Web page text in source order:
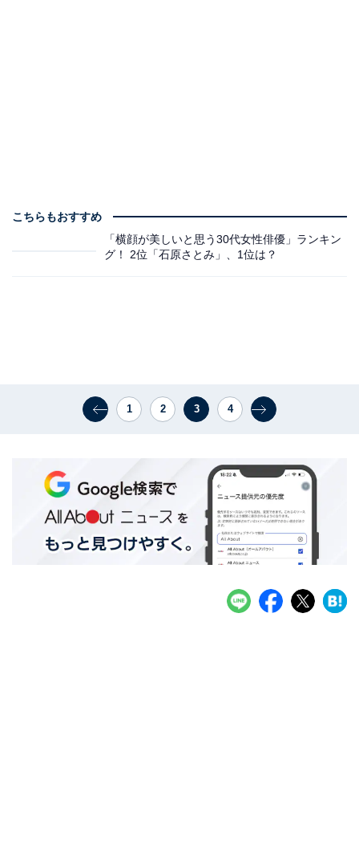
こちらもおすすめ
「横顔が美しいと思う30代女性俳優」ランキン
グ！ 2位「石原さとみ」、1位は？
1 2 3 4